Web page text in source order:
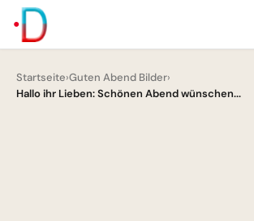
Startseite›Guten Abend Bilder›
Hallo ihr Lieben: Schönen Abend wünschen...